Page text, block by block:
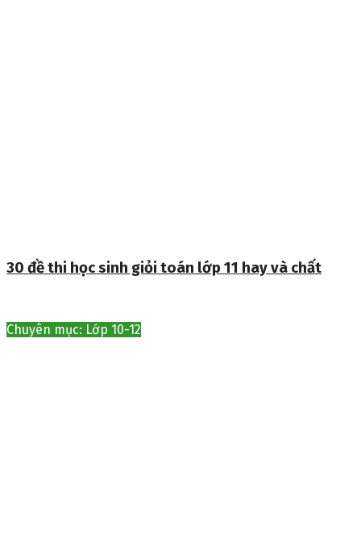
30 đề thi học sinh giỏi toán lớp 11 hay và chất
Chuyên mục: Lớp 10-12